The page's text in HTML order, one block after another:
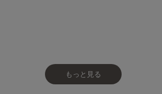
もっと見る